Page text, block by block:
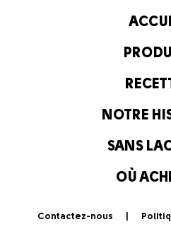
NOTRE
SANS
OÙ
Contactez-nous